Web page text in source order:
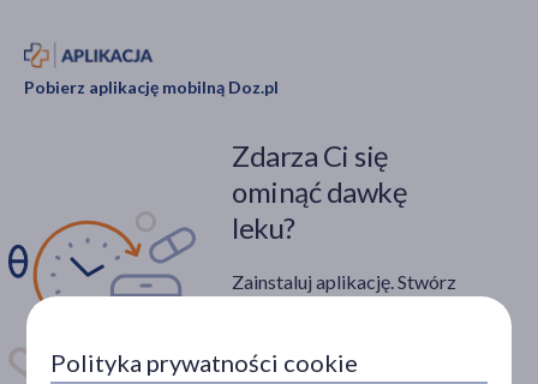
Pobierz aplikację mobilną Doz.pl
Zdarza Ci się
ominąć dawkę
leku?
Zainstaluj aplikację. Stwórz
Dostępna w
Polityka prywatności cookie